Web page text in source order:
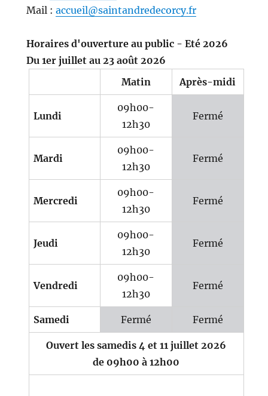
Mail : accueil@saintandredecorcy.fr
Horaires d'ouverture au public - Eté 2026
Du 1er juillet au 23 août 2026
Matin
Après-midi
Lundi
09h00-
12h30
Fermé
Mardi
09h00-
12h30
Fermé
Mercredi
09h00-
12h30
Fermé
Jeudi
09h00-
12h30
Fermé
Vendredi
09h00-
12h30
Fermé
Samedi Fermé Fermé
Ouvert les samedis 4 et 11 juillet 2026
de 09h00 à 12h00